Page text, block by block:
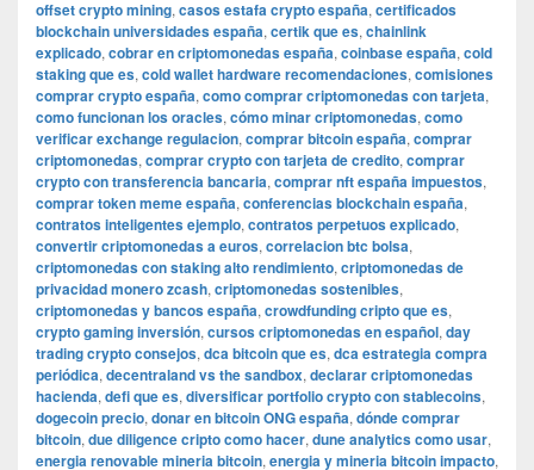
offset crypto mining, casos estafa crypto españa, certificados
blockchain universidades españa, certik que es, chainlink
explicado, cobrar en criptomonedas españa, coinbase españa, cold
staking que es, cold wallet hardware recomendaciones, comisiones
comprar crypto españa, como comprar criptomonedas con tarjeta,
como funcionan los oracles, cómo minar criptomonedas, como
verificar exchange regulacion, comprar bitcoin españa, comprar
criptomonedas, comprar crypto con tarjeta de credito, comprar
crypto con transferencia bancaria, comprar nft españa impuestos,
comprar token meme españa, conferencias blockchain españa,
contratos inteligentes ejemplo, contratos perpetuos explicado,
convertir criptomonedas a euros, correlacion btc bolsa,
criptomonedas con staking alto rendimiento, criptomonedas de
privacidad monero zcash, criptomonedas sostenibles,
criptomonedas y bancos españa, crowdfunding cripto que es,
crypto gaming inversión, cursos criptomonedas en español, day
trading crypto consejos, dca bitcoin que es, dca estrategia compra
periódica, decentraland vs the sandbox, declarar criptomonedas
hacienda, defi que es, diversificar portfolio crypto con stablecoins,
dogecoin precio, donar en bitcoin ONG españa, dónde comprar
bitcoin, due diligence cripto como hacer, dune analytics como usar,
energia renovable mineria bitcoin, energia y mineria bitcoin impacto,